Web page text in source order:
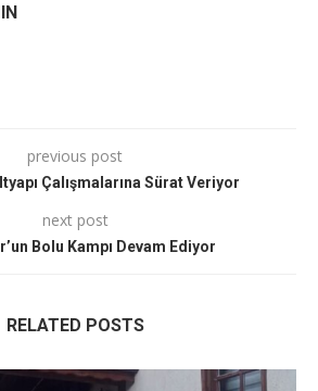
previous post
Çalışmalarına Sürat Veriyor
next post
Bolu Kampı Devam Ediyor
RELATED POSTS